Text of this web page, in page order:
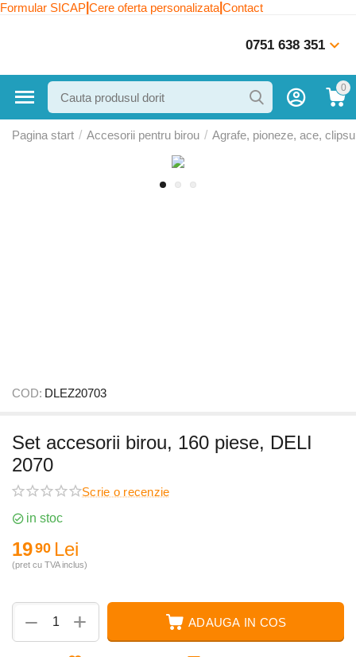
Formular SICAP Cere oferta personalizata Contact
0751 638 351
0
Pagina start / Accesorii pentru birou / Agrafe, pioneze, ace,
COD: DLEZ20703
Set accesorii birou, 160 piese, DELI
2070
Scrie o recenzie
in stoc
1990 Lei
(pret cu TVA inclus)
+
− ADAUGA IN COS